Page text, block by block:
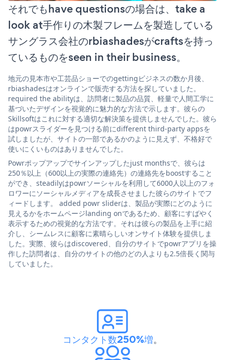
それでもhave questionsの場合は、take a
look at手作りの木製フレームを製造している
サングラス会社のrbiashadesがcraftsを持っ
ているものをseen in their business。
地元の見本市や工芸品ショーでのgettingビジネスの数か月後、
rbiashadesはオンラインで販売する方法を探していました。
required the abilityは、訪問者に製品の品質、軽量で人間工学に
基づいたデザインを視覚的に魅力的な方法で示します。彼らの
Skillsoftはこれに対する適切な解決策を提供しませんでした。彼ら
はpowrスライダーを見つける前にdifferent third-party appsを
試しましたが、サイトの一部であるかのように見えず、不格好で
使いにくいものはありませんでした。
Powrポップアップでサインアップしたjust monthsで、彼らは
250％以上（600以上の実際の連絡先）の連絡先をboostすること
ができ、steadilyはpowrソーシャルを利用して6000人以上のフォ
ロワーにソーシャルメディアを成長させました彼らのサイトでフ
ィードします。 added powr sliderは、製品が実際にどのように
見えるかをホームページlanding onであるため、顧客にすばやく
表示するための視覚的な方法です。それは彼らの製品を上手に紹
介し、シームレスに顧客に素晴らしいオンサイト体験を提供しま
した。実際、彼らはdiscovered、自分のサイトでpowrアプリを操
作した訪問者は、自分のサイトの他のどの人よりも2.5倍長く関与
していました。
コンタクト数250%増。